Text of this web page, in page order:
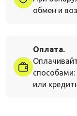
обмен и
Оплата.
способами:
или